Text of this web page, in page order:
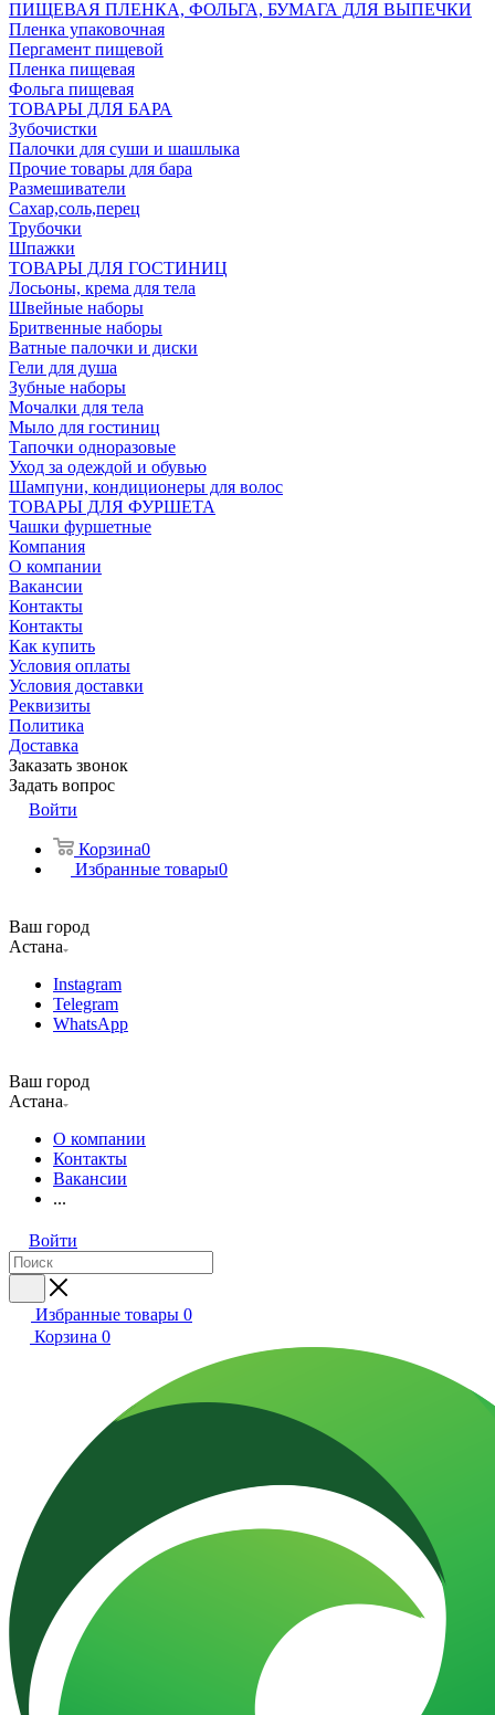
ПИЩЕВАЯ ПЛЕНКА, ФОЛЬГА, БУМАГА ДЛЯ ВЫПЕЧКИ
Пленка упаковочная
Пергамент пищевой
Пленка пищевая
Фольга пищевая
ТОВАРЫ ДЛЯ БАРА
Зубочистки
Палочки для суши и шашлыка
Прочие товары для бара
Размешиватели
Сахар,соль,перец
Трубочки
Шпажки
ТОВАРЫ ДЛЯ ГОСТИНИЦ
Лосьоны, крема для тела
Швейные наборы
Бритвенные наборы
Ватные палочки и диски
Гели для душа
Зубные наборы
Мочалки для тела
Мыло для гостиниц
Тапочки одноразовые
Уход за одеждой и обувью
Шампуни, кондиционеры для волос
ТОВАРЫ ДЛЯ ФУРШЕТА
Чашки фуршетные
Компания
О компании
Вакансии
Контакты
Контакты
Как купить
Условия оплаты
Условия доставки
Реквизиты
Политика
Доставка
Заказать звонок
Задать вопрос
Войти
Корзина0
Избранные товары0
Ваш город
Астана
Instagram
Telegram
WhatsApp
Ваш город
Астана
О компании
Контакты
Вакансии
...
Войти
Избранные товары 0
Корзина 0